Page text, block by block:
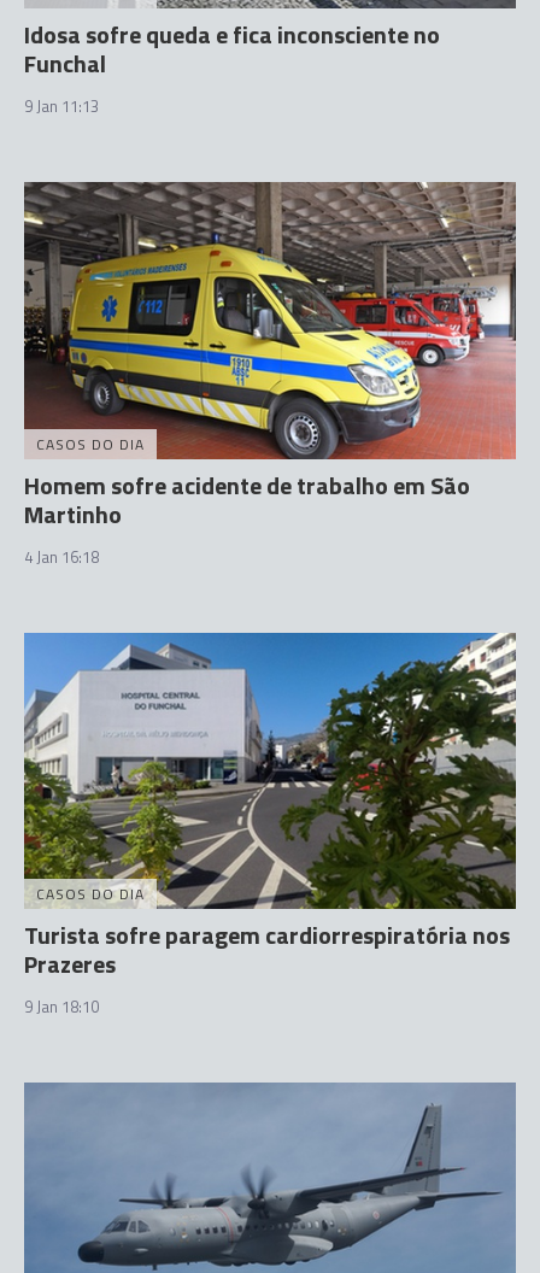
Idosa sofre queda e fica inconsciente no
Funchal
9 Jan 11:13
CASOS DO DIA
Homem sofre acidente de trabalho em São
Martinho
4 Jan 16:18
CASOS DO DIA
Turista sofre paragem cardiorrespiratória nos
Prazeres
9 Jan 18:10